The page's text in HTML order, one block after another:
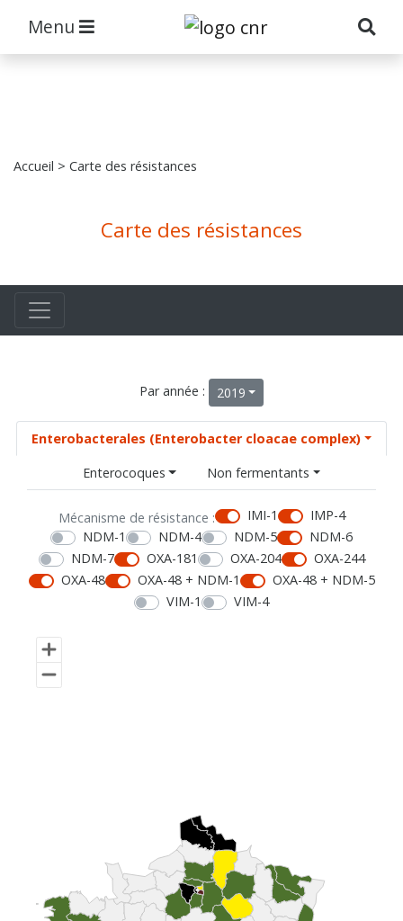
Menu
Accueil > Carte des résistances
Carte des résistances
Par année : 2019
Enterobacterales (Enterobacter cloacae complex)
Enterocoques
Non fermentants
Mécanisme de résistance : IMI-1
IMP-4
NDM-1
NDM-4 NDM-5
NDM-6
NDM-7
OXA-181 OXA-204
OXA-244
OXA-48
OXA-48 + NDM-1
OXA-48 + NDM-5
VIM-1
VIM-4